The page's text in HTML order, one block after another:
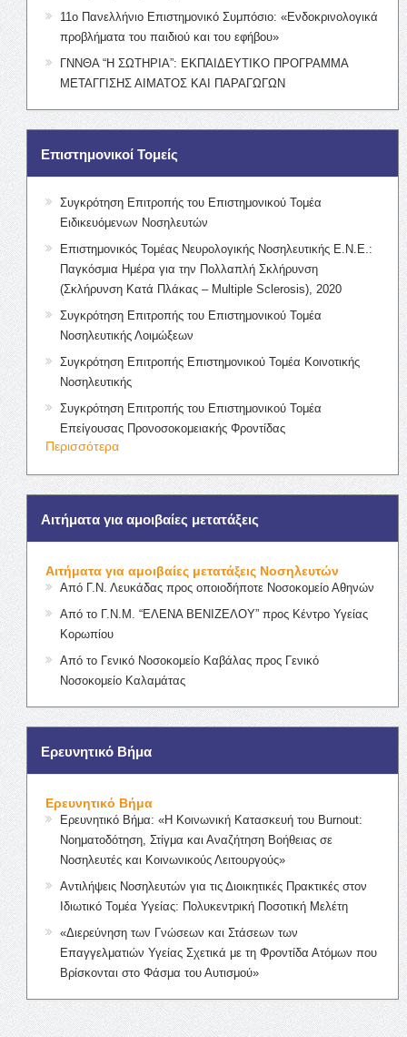
11ο Πανελλήνιο Επιστημονικό Συμπόσιο: «Ενδοκρινολογικά
προβλήματα του παιδιού και του εφήβου»
ΓΝΝΘΑ “Η ΣΩΤΗΡΙΑ”: ΕΚΠΑΙΔΕΥΤΙΚΟ ΠΡΟΓΡΑΜΜΑ
ΜΕΤΑΓΓΙΣΗΣ ΑΙΜΑΤΟΣ ΚΑΙ ΠΑΡΑΓΩΓΩΝ
Επιστημονικοί Τομείς
Συγκρότηση Επιτροπής του Επιστημονικού Τομέα
Ειδικευόμενων Νοσηλευτών
Επιστημονικός Τομέας Νευρολογικής Νοσηλευτικής Ε.Ν.Ε.:
Παγκόσμια Ημέρα για την Πολλαπλή Σκλήρυνση
(Σκλήρυνση Κατά Πλάκας – Multiple Sclerosis), 2020
Συγκρότηση Επιτροπής του Επιστημονικού Τομέα
Νοσηλευτικής Λοιμώξεων
Συγκρότηση Επιτροπής Επιστημονικού Τομέα Κοινοτικής
Νοσηλευτικής
Συγκρότηση Επιτροπής του Επιστημονικού Τομέα
Επείγουσας Προνοσοκομειακής Φροντίδας
Περισσότερα
Αιτήματα για αμοιβαίες μετατάξεις
Αιτήματα για αμοιβαίες μετατάξεις Νοσηλευτών
Από Γ.Ν. Λευκάδας προς οποιοδήποτε Νοσοκομείο Αθηνών
Από το Γ.Ν.Μ. “ΕΛΕΝΑ ΒΕΝΙΖΕΛΟΥ” προς Κέντρο Υγείας
Κορωπίου
Από το Γενικό Νοσοκομείο Καβάλας προς Γενικό
Νοσοκομείο Καλαμάτας
Ερευνητικό Βήμα
Ερευνητικό Βήμα
Ερευνητικό Βήμα: «Η Κοινωνική Κατασκευή του Burnout:
Νοηματοδότηση, Στίγμα και Αναζήτηση Βοήθειας σε
Νοσηλευτές και Κοινωνικούς Λειτουργούς»
Αντιλήψεις Νοσηλευτών για τις Διοικητικές Πρακτικές στον
Ιδιωτικό Τομέα Υγείας: Πολυκεντρική Ποσοτική Μελέτη
«Διερεύνηση των Γνώσεων και Στάσεων των
Επαγγελματιών Υγείας Σχετικά με τη Φροντίδα Ατόμων που
Βρίσκονται στο Φάσμα του Αυτισμού»